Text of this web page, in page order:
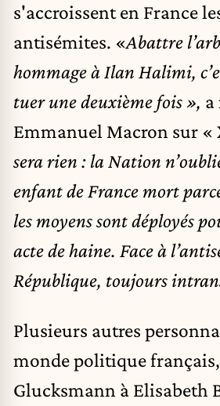
s'accroissent en France
antisémites. «Abattre
hommage à Ilan Halimi,
tuer une deuxième fois », a
Emmanuel Macron sur «
sera rien : la Nation
enfant de France mort
les moyens sont déployés
acte de haine. Face à
République, toujours
Plusieurs autres
monde politique français,
Glucksmann à Elisabeth